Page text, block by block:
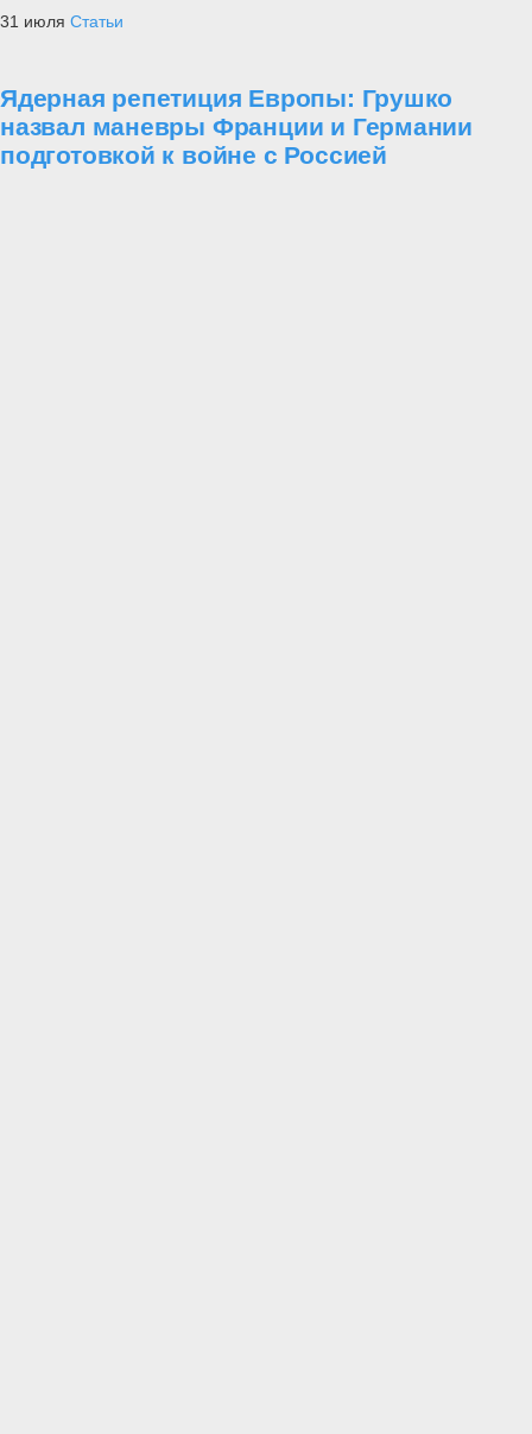
31 июля Статьи
Ядерная репетиция Европы: Грушко
назвал маневры Франции и Германии
подготовкой к войне с Россией